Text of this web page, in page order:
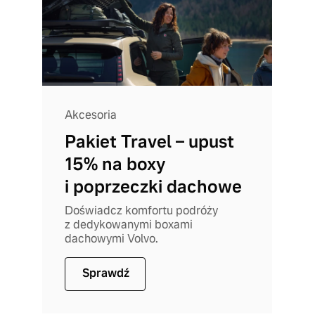
Akcesoria
Pakiet Travel – upust
15% na boxy
i poprzeczki dachowe
Doświadcz komfortu podróży
z dedykowanymi boxami
dachowymi Volvo.
Sprawdź